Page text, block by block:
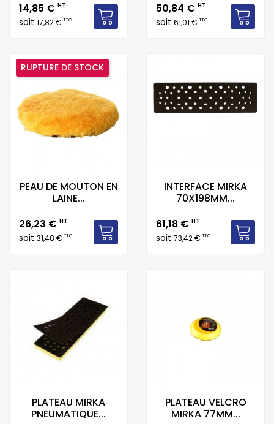
Prix
14,85 € HT
soit 17,82 €TTC
Prix
50,84 € HT
soit 61,01 €TTC
PEAU DE MOUTON EN
LAINE...
Prix
26,23 € HT
soit 31,48 €TTC
RUPTURE DE STOCK
INTERFACE MIRKA
70X198MM...
Prix
61,18 € HT
soit 73,42 €TTC
PLATEAU MIRKA
PNEUMATIQUE...
PLATEAU VELCRO
MIRKA 77MM...